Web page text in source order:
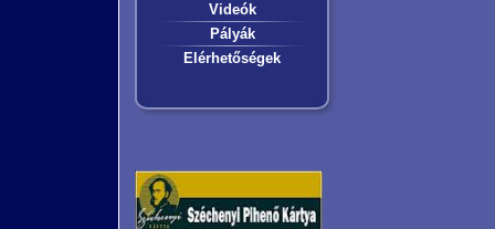
Videók
Pályák
Elérhetőségek